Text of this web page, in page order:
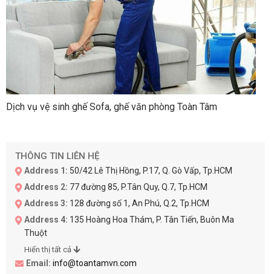
Dịch vụ vệ sinh ghế Sofa, ghế văn phòng Toàn Tâm
THÔNG TIN LIÊN HỆ
Address 1: 50/42 Lê Thị Hồng, P.17, Q. Gò Vấp, Tp.HCM
Address 2: 77 đường 85, P.Tân Quy, Q.7, Tp.HCM
Address 3: 128 đường số 1, An Phú, Q.2, Tp.HCM
Address 4: 135 Hoàng Hoa Thám, P. Tân Tiến, Buôn Ma
Thuột
Hiển thị tất cả
Email: info@toantamvn.com